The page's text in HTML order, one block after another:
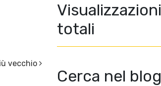
vecchio
Visualizzazioni
totali
Cerca nel blog